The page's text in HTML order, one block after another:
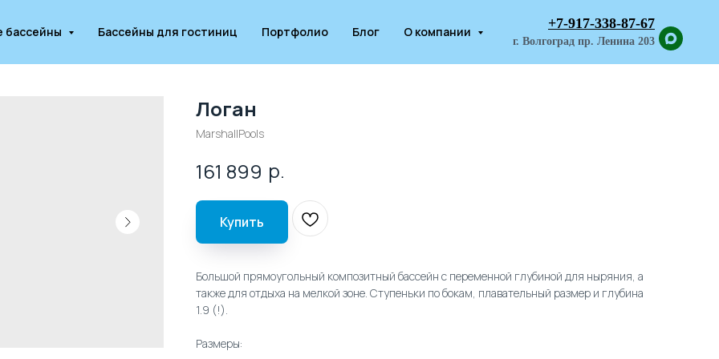
бассейны Бассейны для гостиниц Портфолио Блог О компании
+7-917-338-87-67
г. Волгоград пр. Ленина 203
Логан
MarshallPools
161 899 р.
Купить
Большой прямоугольный композитный бассейн с переменной глубиной для ныряния, а
также для отдыха на мелкой зоне. Ступеньки по бокам, плавательный размер и глубина
1.9 (!).
Размеры: